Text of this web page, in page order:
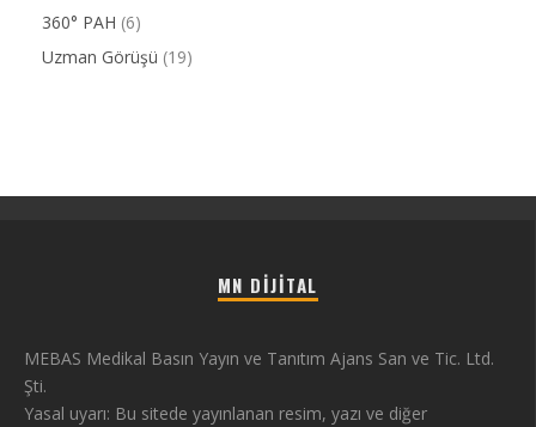
360° PAH (6)
Uzman Görüşü (19)
MN DIJITAL
MEBAS Medikal Basın Yayın ve Tanıtım Ajans San ve Tic. Ltd.
Şti.
Yasal uyarı: Bu sitede yayınlanan resim, yazı ve diğer